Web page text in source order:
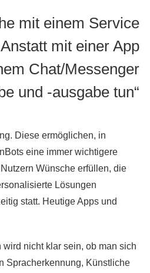
mit einem Service
mit einer App
Chat/Messenger
und -ausgabe tun“
Diese ermöglichen, in
eine immer wichtigere
Wünsche erfüllen, die
Lösungen
statt. Heutige Apps und
nicht klar sein, ob man sich
Spracherkennung, Künstliche